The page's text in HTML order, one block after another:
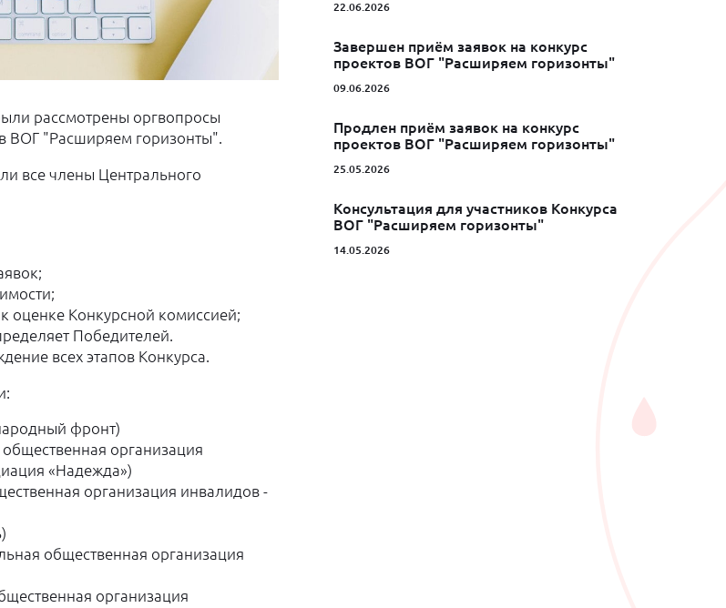
рассмотрены оргвопросы
ВОГ "Расширяем горизонты".
все члены Центрального
оценке Конкурсной комиссией;
Победителей.
всех этапов Конкурса.
фронт)
организация
«Надежда»)
организация инвалидов -
общественная организация
организация
22.06.2026
Завершен приём заявок на конкурс
проектов ВОГ "Расширяем горизонты"
09.06.2026
Продлен приём заявок на конкурс
проектов ВОГ "Расширяем горизонты"
25.05.2026
Консультация для участников Конкурса
ВОГ "Расширяем горизонты"
14.05.2026